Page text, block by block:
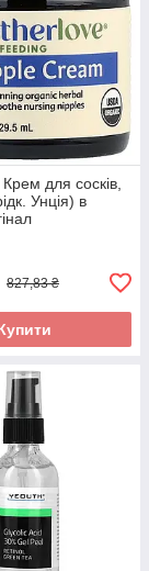
для сосків,
Унція) в
827,83 ₴